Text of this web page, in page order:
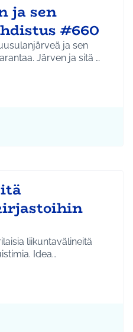
ja sen
#660
ja sen
Järven ja sitä …
Koko Tuusula
liikuntavälineitä
kuten lumikenkiä tai retkiluistimia. Idea…
Koko Tuusula